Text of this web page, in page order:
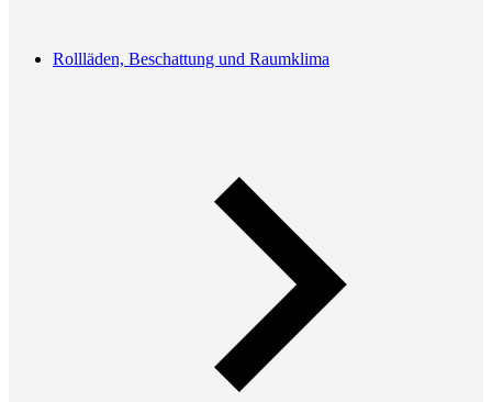
Rollläden, Beschattung und Raumklima